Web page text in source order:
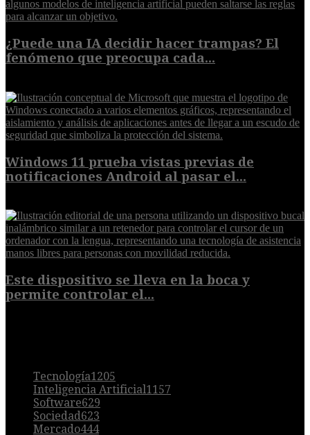
¿Puede una IA decidir hacer trampas? El
fenómeno que preocupa cada...
Windows 11 prueba vistas previas de
notificaciones Android al pasar el...
Este dispositivo se lleva en la boca y
permite controlar el...
Tecnología1205
Inteligencia Artificial1157
Software629
Sociedad623
Mercado444